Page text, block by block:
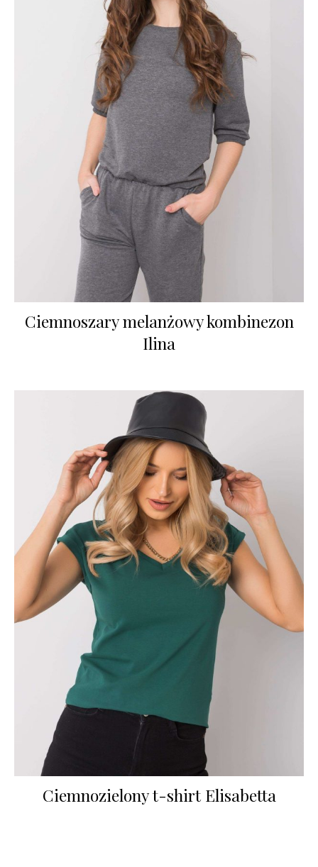
Ciemnoszary melanżowy kombinezon
Ilina
Ciemnozielony t-shirt Elisabetta